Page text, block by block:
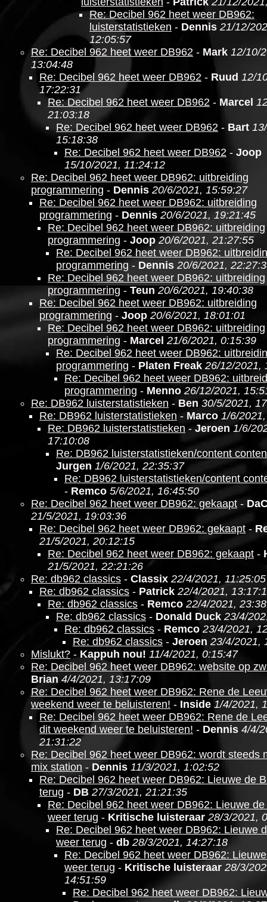
Re: Decibel 962 heet weer DB962:
luisterstatistieken - Dennis 21/12/
12:05:57
Re: Decibel 962 heet weer DB962 - Mark 12/10/
13:04:48
Re: Decibel 962 heet weer DB962 - Ruud 12/
17:22:31
Re: Decibel 962 heet weer DB962 - Marcel
21:03:18
Re: Decibel 962 heet weer DB962 - Bart
15:18:38
Re: Decibel 962 heet weer DB962 - Joop
15/10/2021, 11:24:12
Re: Decibel 962 heet weer DB962: uitbreiding
programmering - Dennis 20/6/2021, 15:59:27
Re: Decibel 962 heet weer DB962: uitbreiding
programmering - Dennis 20/6/2021, 19:21:45
Re: Decibel 962 heet weer DB962: uitbreiding
programmering - Joop 20/6/2021, 21:27:55
Re: Decibel 962 heet weer DB962:
programmering - Dennis 20/6/2021,
Re: Decibel 962 heet weer DB962: uitbreiding
programmering - Teun 20/6/2021, 19:40:38
Re: Decibel 962 heet weer DB962: uitbreiding
programmering - Joop 20/6/2021, 18:01:01
Re: Decibel 962 heet weer DB962: uitbreiding
programmering - Marcel 21/6/2021, 0:15:39
Re: Decibel 962 heet weer DB962:
programmering - Platen Freak 26/12/2021,
Re: Decibel 962 heet weer DB962:
programmering - Menno 26/12/2021,
Re: DB962 luisterstatistieken - Ben 30/5/2021,
Re: DB962 luisterstatistieken - Marco 1/6/
Re: DB962 luisterstatistieken - Jeroen 1/6/
17:10:08
Re: DB962 luisterstatistieken/content
Jurgen 1/6/2021, 22:35:37
Re: DB962 luisterstatistieken/content
- Remco 5/6/2021, 16:45:50
Re: Decibel 962 heet weer DB962: gekaapt -
21/5/2021, 19:03:36
Re: Decibel 962 heet weer DB962: gekaapt -
21/5/2021, 20:12:15
Re: Decibel 962 heet weer DB962: gekaapt -
21/5/2021, 22:21:26
Re: db962 classics - Classix 22/4/2021, 11:25:05
Re: db962 classics - Patrick 22/4/2021,
Re: db962 classics - Remco 22/4/2021,
Re: db962 classics - Donald Duck 23/4/
Re: db962 classics - Remco 23/4/2021,
Re: db962 classics - Jeroen 23/4/2021,
Mislukt? - Kappuh nou! 11/4/2021, 0:15:47
Re: Decibel 962 heet weer DB962: website op
Brian 4/4/2021, 13:17:09
Re: Decibel 962 heet weer DB962: Rene de
weekend weer te beluisteren! - Inside 1/4/2021,
Re: Decibel 962 heet weer DB962: Rene de
dit weekend weer te beluisteren! - Dennis 4/4/
21:31:22
Re: Decibel 962 heet weer DB962: wordt steeds
mix station - Dennis 11/3/2021, 1:02:52
Re: Decibel 962 heet weer DB962: Lieuwe de
terug - DB 27/3/2021, 21:21:35
Re: Decibel 962 heet weer DB962: Lieuwe
weer terug - Kritische luisteraar 28/3/2021,
Re: Decibel 962 heet weer DB962: Lieuwe
weer terug - db 28/3/2021, 14:27:18
Re: Decibel 962 heet weer DB962:
weer terug - Kritische luisteraar 28/3/
14:51:59
Re: Decibel 962 heet weer DB962: